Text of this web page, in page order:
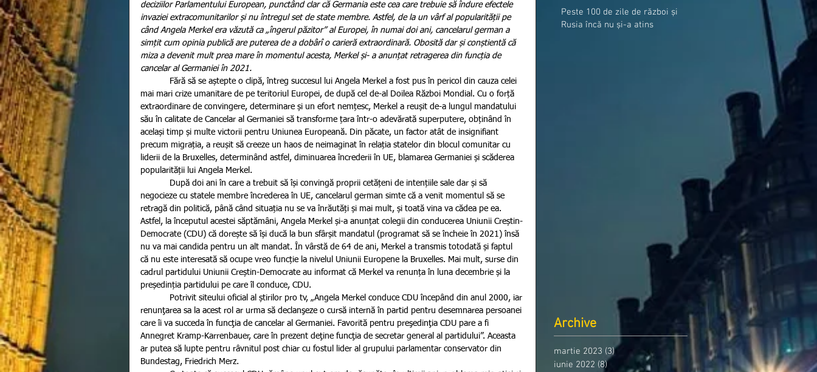
deciziilor Parlamentului European, punctând clar că Germania este cea care trebuie să îndure efectele
invaziei extracomunitarilor și nu întregul set de state membre. Astfel, de la un vârf al popularității pe
când Angela Merkel era văzută ca „îngerul păzitor” al Europei, în numai doi ani, cancelarul german a
simțit cum opinia publică are puterea de a dobârî o carieră extraordinară. Obosită dar și conștientă că
miza a devenit mult prea mare în momentul acesta, Merkel și- a anunțat retragerea din funcția de
cancelar al Germaniei în 2021.
mai mari crize umanitare de pe teritoriul Europei, de după cel de-al Doilea Război Mondial. Cu o forță
extraordinare de convingere, determinare și un efort nemțesc, Merkel a reușit de-a lungul mandatului
său în calitate de Cancelar al Germaniei să transforme țara într-o adevărată superputere, obținând în
același timp și multe victorii pentru Uniunea Europeană. Din păcate, un factor atât de insignifiant
precum migrația, a reușit să creeze un haos de neimaginat în relația statelor din blocul comunitar cu
liderii de la Bruxelles, determinând astfel, diminuarea încrederii în UE, blamarea Germaniei și scăderea
popularității lui Angela Merkel.
negocieze cu statele membre încrederea în UE, cancelarul german simte că a venit momentul să se
retragă din politică, până când situația nu se va înrăutăți și mai mult, și toată vina va cădea pe ea.
Astfel, la începutul acestei săptămâni, Angela Merkel și-a anunțat colegii din conducerea Uniunii Creștin-
Democrate (CDU) că dorește să își ducă la bun sfârșit mandatul (programat să se încheie în 2021) însă
nu va mai candida pentru un alt mandat. În vârstă de 64 de ani, Merkel a transmis totodată și faptul
că nu este interesată să ocupe vreo funcție la nivelul Uniunii Europene la Bruxelles. Mai mult, surse din
cadrul partidului Uniunii Creștin-Democrate au informat că Merkel va renunța în luna decembrie și la
președinția partidului pe care îl conduce, CDU.
renunţarea sa la acest rol ar urma să declanşeze o cursă internă în partid pentru desemnarea persoanei
care îi va succeda în funcţia de cancelar al Germaniei. Favorită pentru preşedinţia CDU pare a fi
Annegret Kramp-Karrenbauer, care în prezent deţine funcţia de secretar general al partidului”. Aceasta
ar putea să lupte pentru râvnitul post chiar cu fostul lider al grupului parlamentar conservator din
Bundestag, Friedrich Merz.
Peste 100 de zile de război și
Rusia încă nu și-a atins
Archive
martie 2023 (3)3 postări
iunie 2022 (8)8 postări